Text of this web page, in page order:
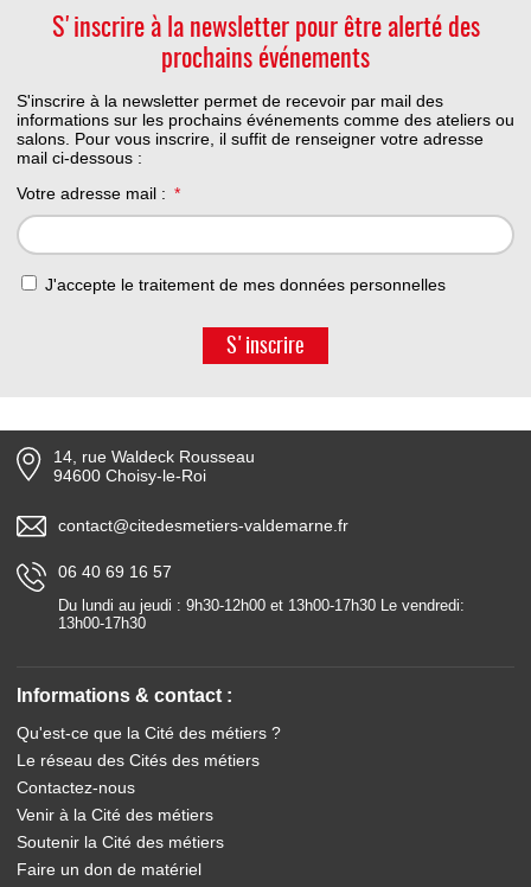
S'inscrire à la newsletter pour être alerté des
prochains événements
S'inscrire à la newsletter permet de recevoir par mail des
informations sur les prochains événements comme des ateliers ou
salons. Pour vous inscrire, il suffit de renseigner votre adresse
mail ci-dessous :
Votre adresse mail :
J'accepte le traitement de mes données personnelles
S'inscrire
14, rue Waldeck Rousseau
94600 Choisy-le-Roi
contact@citedesmetiers-valdemarne.fr
06 40 69 16 57
Du lundi au jeudi : 9h30-12h00 et 13h00-17h30 Le vendredi:
13h00-17h30
Informations & contact :
Qu'est-ce que la Cité des métiers ?
Le réseau des Cités des métiers
Contactez-nous
Venir à la Cité des métiers
Soutenir la Cité des métiers
Faire un don de matériel